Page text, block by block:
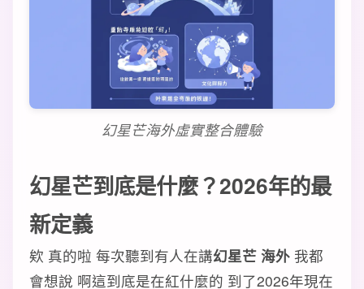
幻星芒海外虛實整合體驗
幻星芒到底是什麼？2026年的最
新定義
欸 真的啦 每次聽到有人在講幻星芒 海外 我都
會想說 啊這到底是在紅什麼的 到了2026年現在